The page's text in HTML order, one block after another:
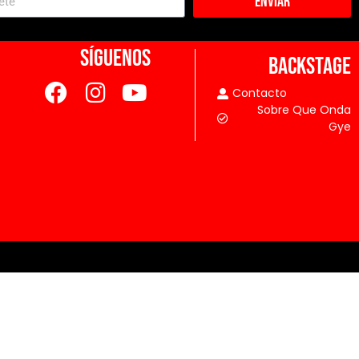
SÍGUENOS BACKSTAGE
Contacto
Sobre Que Onda
Gye